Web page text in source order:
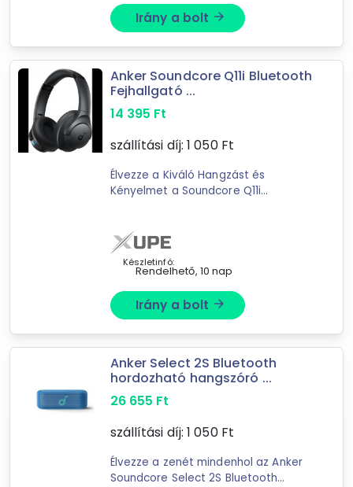
Forgalmazók
mostelado.hu
Marketworld webáruház
WPOWER webshop
KütyüFutár Webáruház
Rufusz Computer
Irány a bolt arrow_forward
Anker Soundcore Q11i Bluetooth
Fejhallgató ...
14 395 Ft
szállítási díj: 1 050Ft
Élvezze a Kiváló Hangzást és
Kényelmet a Soundcore Q11i
készült; akik kiváló minőségű
hangzást és ...
Készletinfó:
Rendelhető, 10 nap
Irány a bolt arrow_forward
Anker Select 2S Bluetooth
hordozható hangszóró ...
26 655 Ft
szállítási díj: 1 050Ft
Élvezze a zenét mindenhol az Anker
Soundcore Select 2S Bluetooth